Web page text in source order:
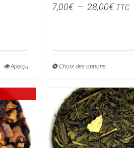
Aperçu
7,00€ – 28,00€Plage
TTC
Choix des optionsCe
a
Les